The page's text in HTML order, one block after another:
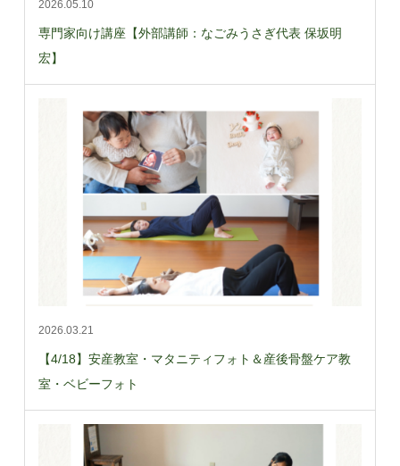
2026.05.10
専門家向け講座【外部講師：なごみうさぎ代表 保坂明
宏】
2026.03.21
【4/18】安産教室・マタニティフォト＆産後骨盤ケア教
室・ベビーフォト